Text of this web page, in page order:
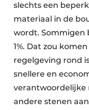
slechts een
materiaal in de
wordt. Sommigen
1%. Dat zou
regelgeving rond
snellere en
verantwoordelijke
andere stenen